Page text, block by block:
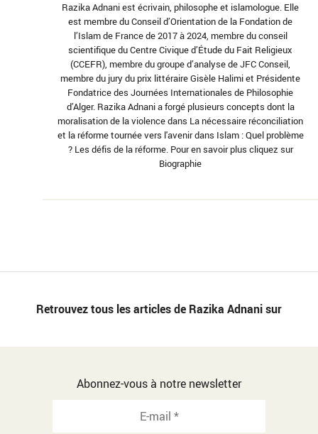
Razika Adnani est écrivain, philosophe et islamologue. Elle
est membre du Conseil d’Orientation de la Fondation de
l’Islam de France de 2017 à 2024, membre du conseil
scientifique du Centre Civique d’Étude du Fait Religieux
(CCEFR), membre du groupe d’analyse de JFC Conseil,
membre du jury du prix littéraire Gisèle Halimi et Présidente
Fondatrice des Journées Internationales de Philosophie
d’Alger. Razika Adnani a forgé plusieurs concepts dont la
moralisation de la violence dans La nécessaire réconciliation
et la réforme tournée vers l'avenir dans Islam : Quel problème
? Les défis de la réforme. Pour en savoir plus cliquez sur
Biographie
Retrouvez tous les articles de Razika Adnani sur
Abonnez-vous à notre newsletter